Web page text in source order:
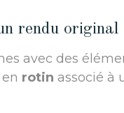
rendu original
avec des
rotin associé à